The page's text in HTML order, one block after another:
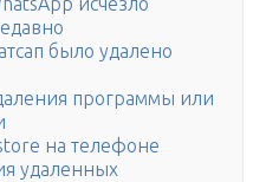
было удалено
программы или
на телефоне
удаленных